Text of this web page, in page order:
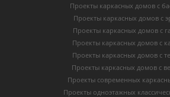
Проекты каркасных домов с
Проекты каркасных домов с
Проекты каркасных домов с
Проекты каркасных домов с
Проекты каркасных домов с
Проекты каркасных домов с
Проекты современных
Проекты одноэтажных